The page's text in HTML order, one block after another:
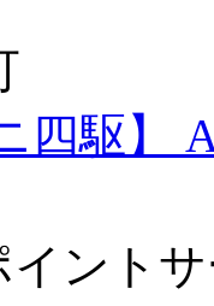
四駆】
イント